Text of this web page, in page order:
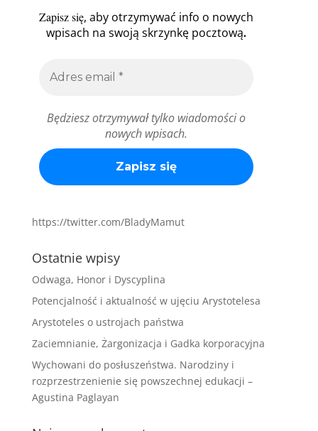
Zapisz się, aby otrzymywać info o nowych
wpisach na swoją skrzynkę pocztową.
Będziesz otrzymywał tylko wiadomości o
nowych wpisach.
https://twitter.com/BladyMamut
Ostatnie wpisy
Odwaga, Honor i Dyscyplina
Potencjalność i aktualność w ujęciu Arystotelesa
Arystoteles o ustrojach państwa
Zaciemnianie, Żargonizacja i Gadka korporacyjna
Wychowani do posłuszeństwa. Narodziny i
rozprzestrzenienie się powszechnej edukacji –
Agustina Paglayan